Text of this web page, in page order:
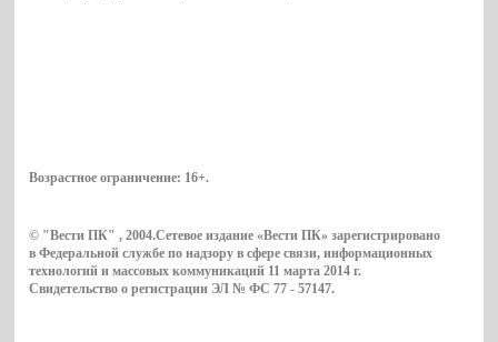
Возрастное ограничение: 16+.
© "Вести ПК" , 2004.Сетевое издание «Вести ПК» зарегистрировано
в Федеральной службе по надзору в сфере связи, информационных
технологий и массовых коммуникаций 11 марта 2014 г.
Свидетельство о регистрации ЭЛ № ФС 77 - 57147.